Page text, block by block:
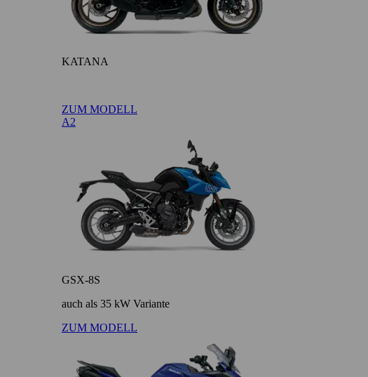
KATANA
ZUM MODELL
A2
GSX-8S
auch als 35 kW Variante
ZUM MODELL